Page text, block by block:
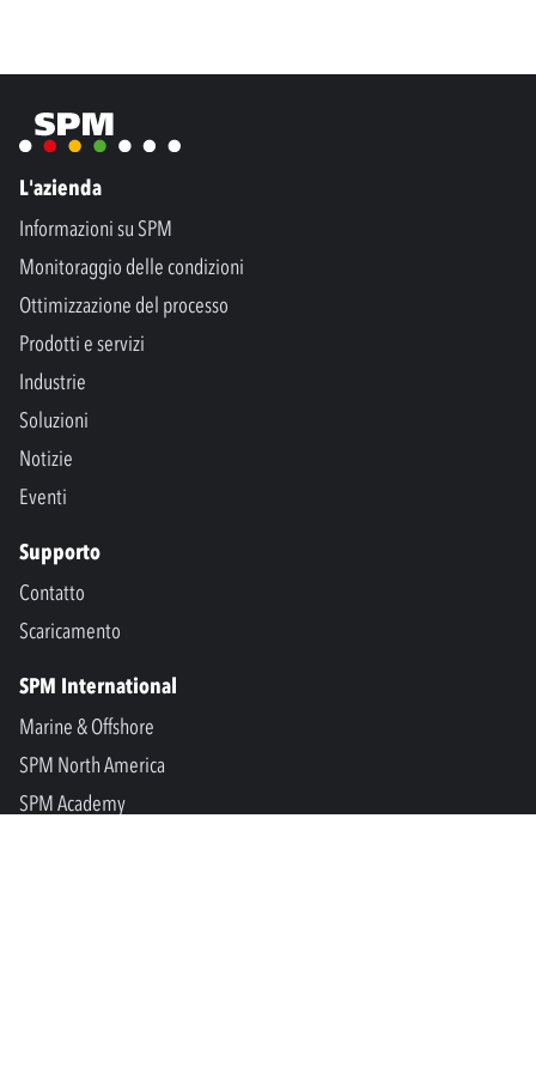
L'azienda
Informazioni su SPM
Monitoraggio delle condizioni
Ottimizzazione del processo
Prodotti e servizi
Industrie
Soluzioni
Notizie
Eventi
Supporto
Contatto
Scaricamento
SPM International
Marine & Offshore
SPM North America
SPM Academy